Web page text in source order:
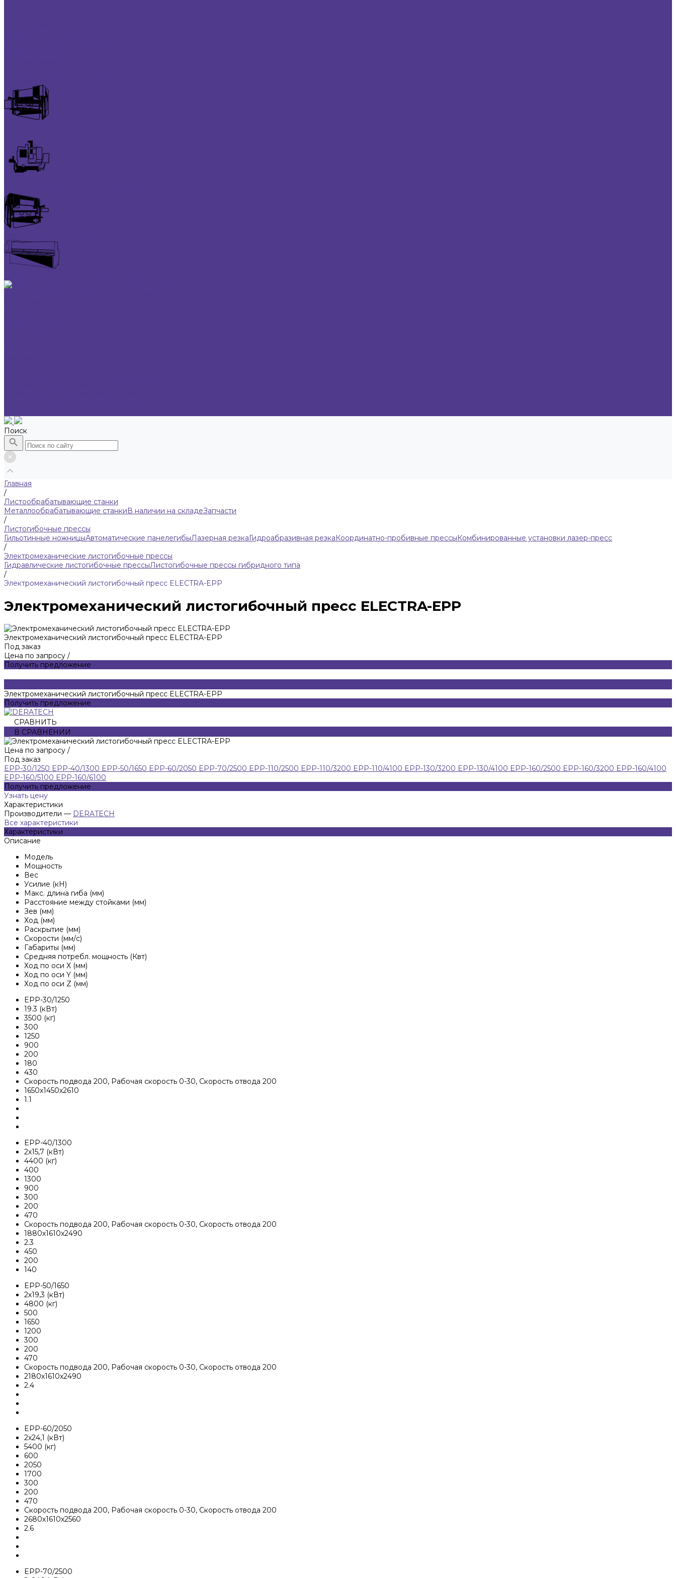
Поиск
Главная
/
Листообрабатывающие станки
Металлообрабатывающие станкиВ наличии на складеЗапчасти
/
Листогибочные прессы
Гильотинные ножницыАвтоматические панелегибыЛазерная резкаГидроабразивная резкаКоординатно-пробивные прессыКомбинированные установки лазер-пресс
/
Электромеханические листогибочные прессы
Гидравлические листогибочные прессыЛистогибочные прессы гибридного типа
/
Электромеханический листогибочный пресс ELECTRA-EPP
Электромеханический листогибочный пресс ELECTRA-EPP
Электромеханический листогибочный пресс ELECTRA-EPP
Под заказ
Цена по запросу /
Получить предложение
Электромеханический листогибочный пресс ELECTRA-EPP
Получить предложение
СРАВНИТЬ
В СРАВНЕНИИ
Цена по запросу /
Под заказ
EPP-30/1250 EPP-40/1300 EPP-50/1650 EPP-60/2050 EPP-70/2500 EPP-110/2500 EPP-110/3200 EPP-110/4100 EPP-130/3200 EPP-130/4100 EPP-160/2500 EPP-160/3200 EPP-160/4100
EPP-160/5100 EPP-160/6100
Получить предложение
Узнать цену
Характеристики
Производители — DERATECH
Все характеристики
Характеристики
Описание
Модель
Мощность
Вес
Усилие (кН)
Макс. длина гиба (мм)
Расстояние между стойками (мм)
Зев (мм)
Ход (мм)
Раскрытие (мм)
Скорости (мм/с)
Габариты (мм)
Средняя потребл. мощность (Квт)
Ход по оси X (мм)
Ход по оси Y (мм)
Ход по оси Z (мм)
EPP-30/1250
19.3 (кВт)
3500 (кг)
300
1250
900
200
180
430
Скорость подвода 200, Рабочая скорость 0-30, Скорость отвода 200
1650х1450х2610
1.1
EPP-40/1300
2х15,7 (кВт)
4400 (кг)
400
1300
900
300
200
470
Скорость подвода 200, Рабочая скорость 0-30, Скорость отвода 200
1880х1610х2490
2.3
450
200
140
EPP-50/1650
2х19,3 (кВт)
4800 (кг)
500
1650
1200
300
200
470
Скорость подвода 200, Рабочая скорость 0-30, Скорость отвода 200
2180х1610х2490
2.4
EPP-60/2050
2х24,1 (кВт)
5400 (кг)
600
2050
1700
300
200
470
Скорость подвода 200, Рабочая скорость 0-30, Скорость отвода 200
2680х1610х2560
2.6
EPP-70/2500